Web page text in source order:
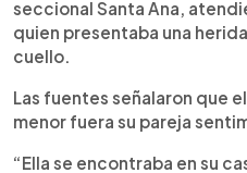
seccional Santa Ana,
quien presentaba una
cuello.
Las fuentes señalaron que
menor fuera su pareja
“Ella se encontraba en su